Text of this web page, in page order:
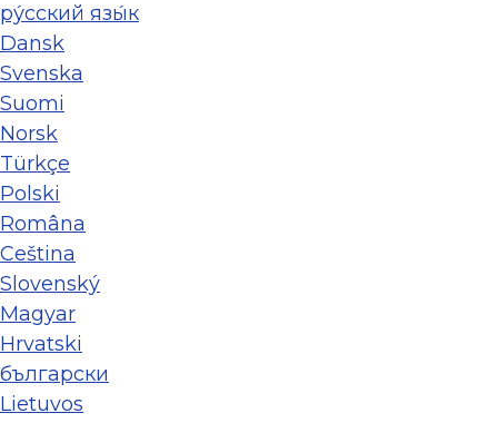
ру́сский язы́к
Dansk
Svenska
Suomi
Norsk
Türkçe
Polski
Româna
Ceština
Slovenský
Magyar
Hrvatski
български
Lietuvos